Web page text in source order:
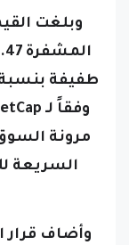
وبلغت
مرونة
السريعة
وأضاف قرار